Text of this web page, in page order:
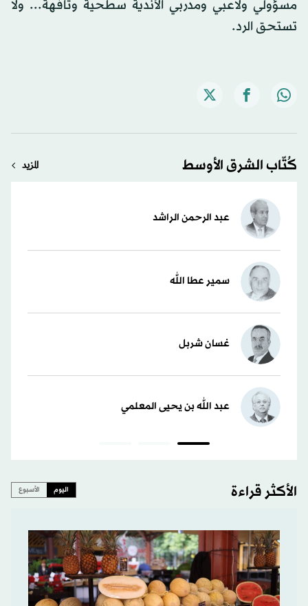
مسؤولي ولاعبي ومدربي الأندية سطحية وتافهة... ولا
تستحق الرد.
كُتّاب الشرق الأوسط المزيد
عبد الرحمن الراشد
سمير عطا الله
غسان شربل
عبد الله بن يحيى المعلمي
الأكثر قراءة اليوم الأسبوع